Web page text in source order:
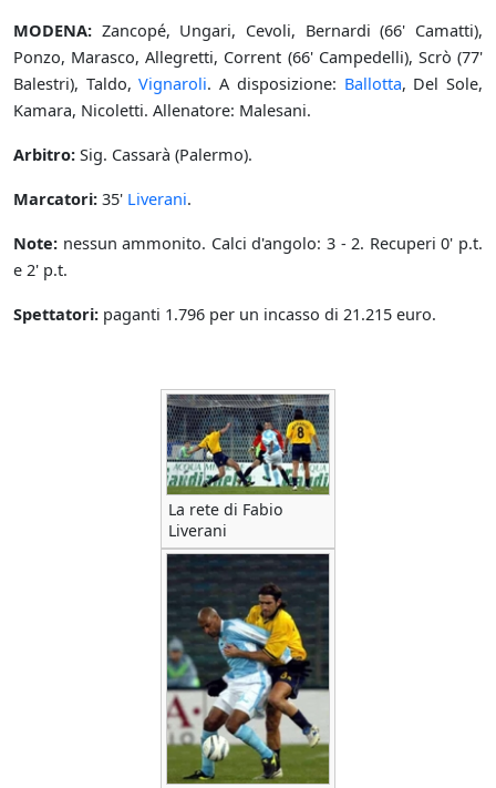
MODENA: Zancopé, Ungari, Cevoli, Bernardi (66' Camatti),
Ponzo, Marasco, Allegretti, Corrent (66' Campedelli), Scrò (77'
Balestri), Taldo,Vignaroli. A disposizione: Ballotta, Del Sole,
Kamara, Nicoletti. Allenatore: Malesani.
Arbitro: Sig. Cassarà (Palermo).
Marcatori: 35' Liverani.
Note: nessun ammonito. Calci d'angolo: 3 - 2. Recuperi 0' p.t.
e 2' p.t.
Spettatori: paganti 1.796 per un incasso di 21.215 euro.
La rete di Fabio
Liverani